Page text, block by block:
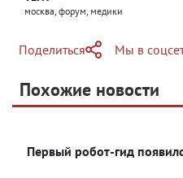
москва, форум, медики
Поделиться
Telegram
Одноклассники
Мы в
Яндекс
Похожие новости
Первый робот-гид